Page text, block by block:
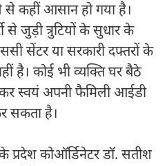
कहीं आसान हो गया है।
से जुड़ी त्रुटियों के सुधार के
सेंटर या सरकारी दफ्तरों के
है। कोई भी व्यक्ति घर बैठे
स्वयं अपनी फैमिली आईडी
सकता है।
प्रदेश कोऑर्डिनेटर डॉ. सतीश